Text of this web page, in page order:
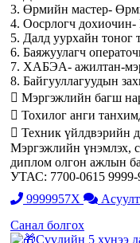
3. Өрмийн мастер-
4. Оосрлогч
5. Далд уурхайн
6. Баяжуулагч
7. ХАБЭА- ажилтан-
8. Байгууллагуудын
 Мэргэжлийн багш
 Тохилог анги
 Техник үйлдвэрийн
Мэргэжлийн үнэмлэх,
диплом олгон ажлын
УТАС: 7700-0615 9999-
9999957X
Санал болгох